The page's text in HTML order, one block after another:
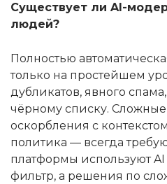
Существует ли AI-
людей?
Полностью
только на простейшем
дубликатов, явного
чёрному списку.
оскорбления с
политика — всегда
платформы используют
фильтр, а решения по